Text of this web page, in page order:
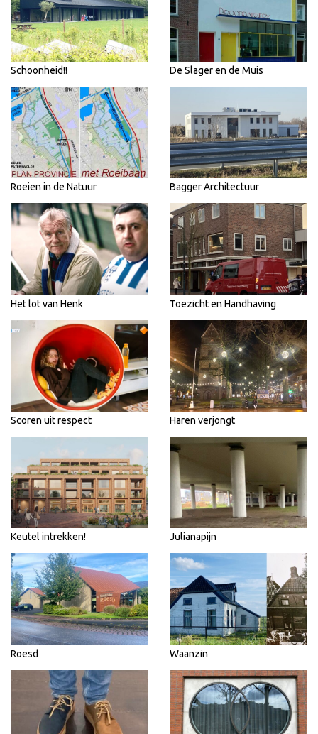
Schoonheid!! De Slager en de Muis
Roeien in de Natuur Bagger Architectuur
Het lot van Henk Toezicht en Handhaving
Scoren uit respect Haren verjongt
Keutel intrekken! Julianapijn
Roesd Waanzin